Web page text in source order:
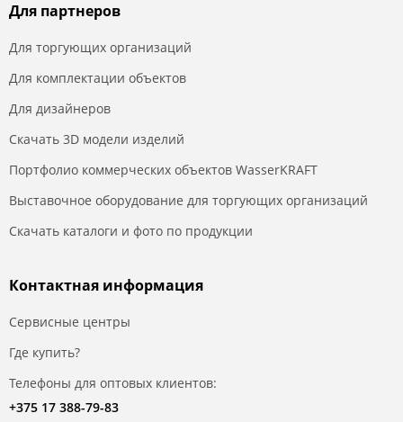
Для партнеров
Для торгующих организаций
Для комплектации объектов
Для дизайнеров
Скачать 3D модели изделий
Портфолио коммерческих объектов WasserKRAFT
Выставочное оборудование для торгующих организаций
Скачать каталоги и фото по продукции
Контактная информация
Сервисные центры
Где купить?
Телефоны для оптовых клиентов:
+375 17 388-79-83